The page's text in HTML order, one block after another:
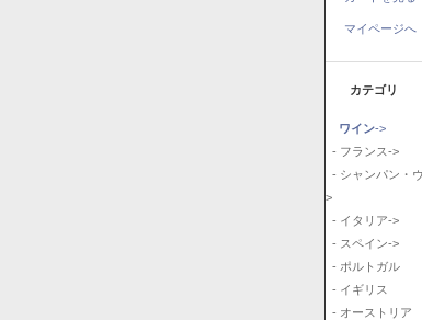
マイページへ
カテゴリ
ワイン->
- フランス->
- シャンパン・
>
- イタリア->
- スペイン->
- ポルトガル
- イギリス
- オーストリア